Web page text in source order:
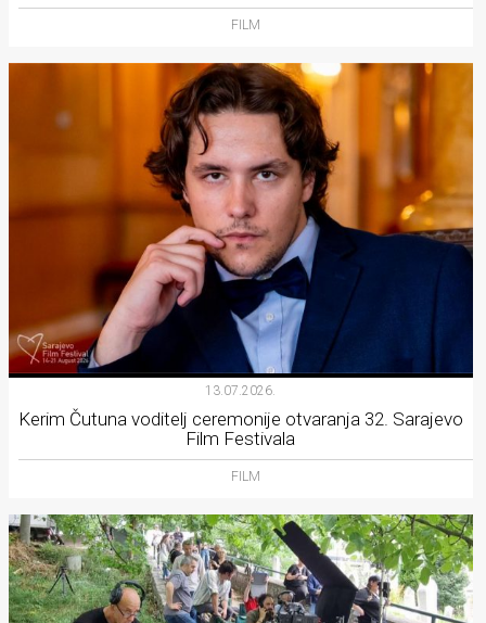
FILM
13.07.2026.
Kerim Čutuna voditelj ceremonije otvaranja 32. Sarajevo
Film Festivala
FILM